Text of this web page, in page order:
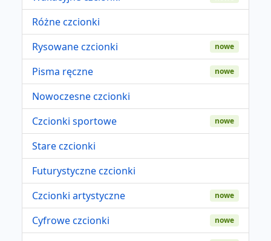
Różne czcionki
Rysowane czcionki
nowe
Pisma ręczne nowe
Nowoczesne czcionki
Czcionki sportowe
nowe
Stare czcionki
Futurystyczne czcionki
Czcionki artystyczne
nowe
Cyfrowe czcionki nowe